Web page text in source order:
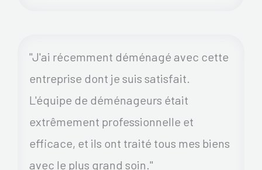
"J'ai récemment déménagé avec cette
entreprise dont je suis satisfait.
L'équipe de déménageurs était
extrêmement professionnelle et
efficace, et ils ont traité tous mes biens
avec le plus grand soin."